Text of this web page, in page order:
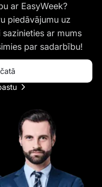
ar EasyWeek?
piedāvājumu uz
sazinieties ar mums
par sadarbību!